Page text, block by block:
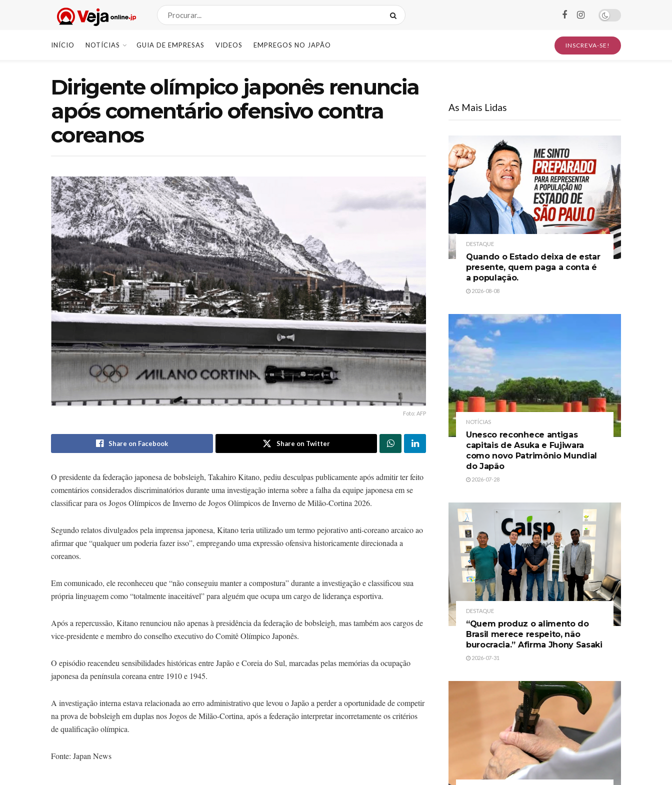
INÍCIO NOTÍCIAS GUIA DE EMPRESAS VIDEOS EMPREGOS NO JAPÃO INSCREVA-SE!
Dirigente olímpico japonês renuncia
após comentário ofensivo contra
coreanos
Foto: AFP
Share on Facebook Share on Twitter
O presidente da federação japonesa de bobsleigh, Takahiro Kitano, pediu desculpas publicamente após admitir ter feito
comentários considerados discriminatórios durante uma investigação interna sobre a falha da equipe japonesa em se
classificar para os Jogos Olímpicos de Inverno de Jogos Olímpicos de Inverno de Milão-Cortina 2026.
Segundo relatos divulgados pela imprensa japonesa, Kitano teria utilizado um termo pejorativo anti-coreano arcaico ao
afirmar que “qualquer um poderia fazer isso”, empregando uma expressão ofensiva historicamente direcionada a
coreanos.
Em comunicado, ele reconheceu que “não conseguiu manter a compostura” durante a investigação e classificou sua
própria linguagem como “totalmente inaceitável” para alguém que ocupa um cargo de liderança esportiva.
Após a repercussão, Kitano renunciou não apenas à presidência da federação de bobsleigh, mas também aos cargos de
vice-presidente e membro do conselho executivo do Comitê Olímpico Japonês.
O episódio reacendeu sensibilidades históricas entre Japão e Coreia do Sul, marcadas pelas memórias da ocupação
japonesa da península coreana entre 1910 e 1945.
A investigação interna estava relacionada ao erro administrativo que levou o Japão a perder a oportunidade de competir
na prova de bobsleigh em duplas nos Jogos de Milão-Cortina, após a federação interpretar incorretamente os critérios
de qualificação olímpica.
Fonte: Japan News
As Mais Lidas
DESTAQUE
Quando o Estado deixa de estar
presente, quem paga a conta é
a população.
2026-08-08
NOTÍCIAS
Unesco reconhece antigas
capitais de Asuka e Fujiwara
como novo Patrimônio Mundial
do Japão
2026-07-28
DESTAQUE
“Quem produz o alimento do
Brasil merece respeito, não
burocracia.” Afirma Jhony Sasaki
2026-07-31